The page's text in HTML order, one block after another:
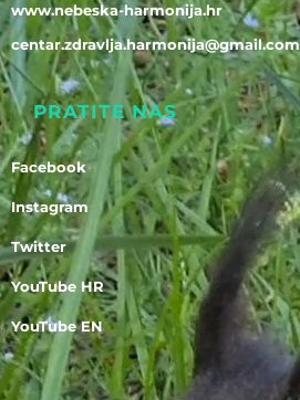
www.nebeska-harmonija.hr
centar.zdravlja.harmonija@gmail.com
PRATITE NAS
Facebook
Instagram
Twitter
YouTube HR
YouTube EN